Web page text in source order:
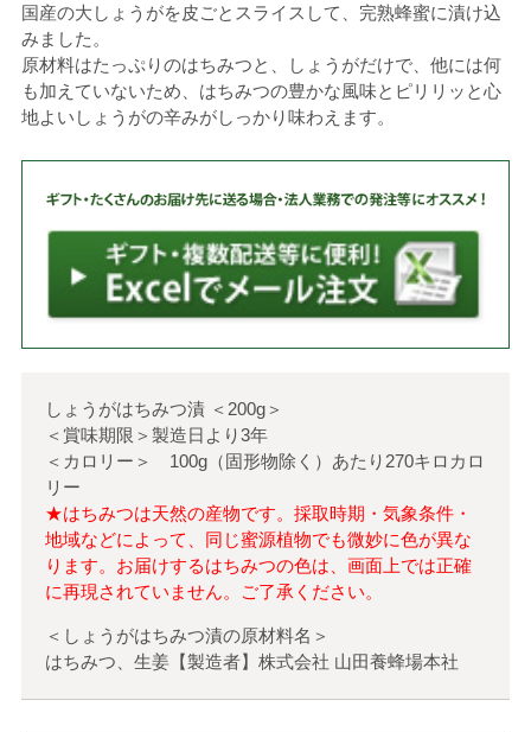
国産の大しょうがを皮ごとスライスして、完熟蜂蜜に漬け込
みました。
原材料はたっぷりのはちみつと、しょうがだけで、他には何
も加えていないため、はちみつの豊かな風味とピリリッと心
地よいしょうがの辛みがしっかり味わえます。
しょうがはちみつ漬＜ 200g＞
＜賞味期限＞製造日より3年
＜カロリー＞ 100g（固形物除く）あたり270キロカロ
リー
★はちみつは天然の産物です。採取時期・気象条件・
地域などによって、同じ蜜源植物でも微妙に色が異な
ります。お届けするはちみつの色は、画面上では正確
に再現されていません。ご了承ください。
＜しょうがはちみつ漬の原材料名＞
はちみつ、生姜【製造者】株式会社 山田養蜂場本社